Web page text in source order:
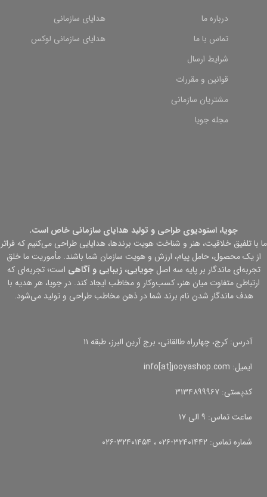
هدایای سازمانی
هدایای سازمانی لوکس
درباره ما
تماس با ما
شرایط ارسال
قوانین و مقررات
مشتریان سازمانی
مجله جویا
جویا، استودیوی طراحی و تولید هدایای سازمانی خاص است.
ما با تلفیق خلاقیت، هنر و شناخت هویت برندها، هدایایی طراحی می‌کنیم که فراتر
از یک محصول، حامل پیام، ارزش و هویت سازمان شما باشند. مأموریت ما خلق
تجربه‌ای ماندگار بر پایه سه اصلجویایی، زیبایی و آگاهی است؛ تجربه‌ای که
ارتباطی متفاوت میان هنر، کسب‌وکار و مخاطب ایجاد کند. در جویا، هر هدیه با
هدف ماندگار شدن نام برند شما در ذهن مخاطب طراحی و تولید می‌شود.
آدرس: کرج، چهارراه طالقانی، برج آرین البرز، طبقه ۱۱
ایمیل: info[at]jooyashop.com
کدپستی: ۳۱۳۴۸۹۹۹۶۷
ساعت تماس: ۹ الی ۱۷
شماره تماس: ۳۲۴۰۱۴۴۲-۰۲۶ ، ۳۲۴۰۱۴۵۴-۰۲۶